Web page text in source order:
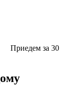
Приедем за 30